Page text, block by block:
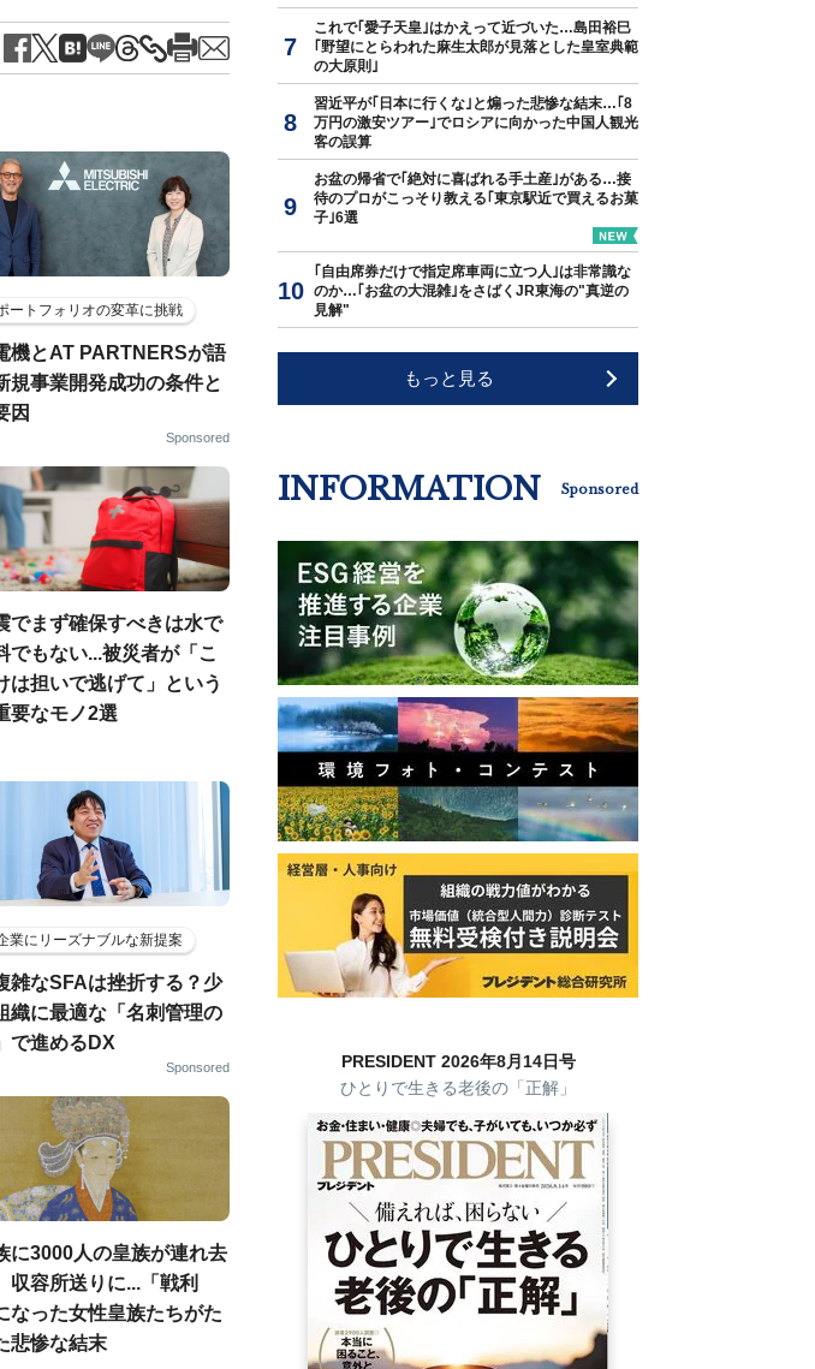
ートフォリオの変革に挑戦
機とAT PARTNERSが語
規事業開発成功の条件と
因
Sponsored
でまず確保すべきは水で
でもない...被災者が「こ
は担いで逃げて」という
要なモノ2選
業にリーズナブルな新提案
雑なSFAは挫折する？少
織に最適な「名刺管理の
で進めるDX
Sponsored
に3000人の皇族が連れ去
収容所送りに...「戦利
なった女性皇族たちがた
悲惨な結末
これで｢愛子天皇｣はかえって近づいた…島田裕巳
｢野望にとらわれた麻生太郎が見落とした皇室典範
の大原則｣
習近平が｢日本に行くな｣と煽った悲惨な結末…｢8
万円の激安ツアー｣でロシアに向かった中国人観光
客の誤算
お盆の帰省で｢絶対に喜ばれる手土産｣がある…接
待のプロがこっそり教える｢東京駅近で買えるお菓
子｣6選
｢自由席券だけで指定席車両に立つ人｣は非常識な
のか…｢お盆の大混雑｣をさばくJR東海の"真逆の
見解"
もっと見る
INFORMATION Sponsored
PRESIDENT 2026年8月14日号
ひとりで生きる老後の「正解」